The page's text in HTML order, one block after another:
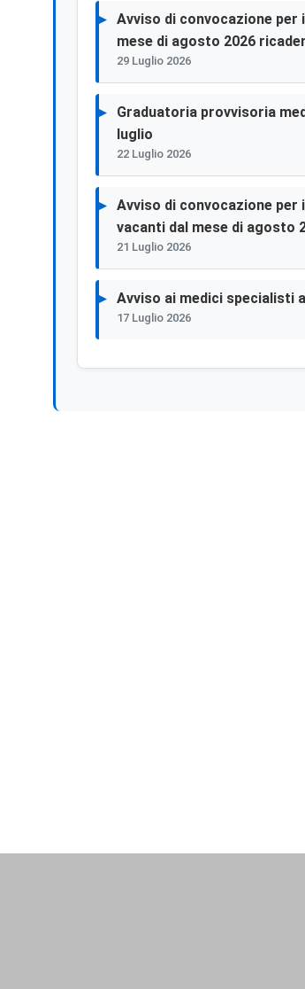
Avviso di convocazione
mese di agosto 2026
29 Luglio 2026
Graduatoria provvisoria
luglio
22 Luglio 2026
Avviso di convocazione
vacanti dal mese di agosto
21 Luglio 2026
Avviso ai medici specialisti
17 Luglio 2026